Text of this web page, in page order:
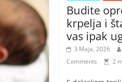
Budite
krpelja i
vas ipak
3 Maja, 2026
Comments
2